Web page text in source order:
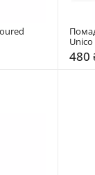
Unico
480